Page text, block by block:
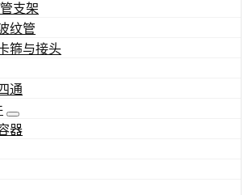
支架
纹管
箍与接头
通
器